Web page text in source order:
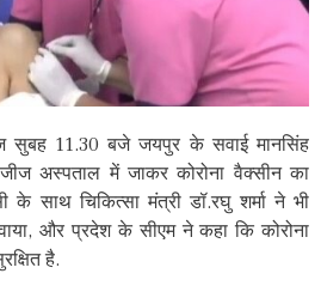
11.30 बजे जयपुर के सवाई मानसिंह
अस्पताल में जाकर कोरोना वैक्सीन का
साथ चिकित्सा मंत्री डॉ.रघु शर्मा ने भी
और प्रदेश के सीएम ने कहा कि कोरोना
है.